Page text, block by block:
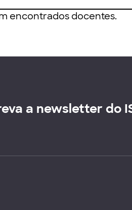
encontrados docentes.
a newsletter do